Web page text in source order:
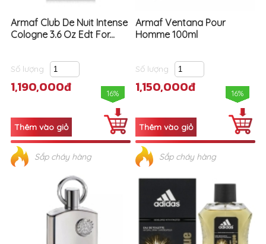
Armaf Club De Nuit Intense
Cologne 3.6 Oz Edt For...
Số lượng
1,190,000đ 16%
Sắp cháy hàng
Armaf Ventana Pour
Homme 100ml
Số lượng
1,150,000đ 16%
Sắp cháy hàng